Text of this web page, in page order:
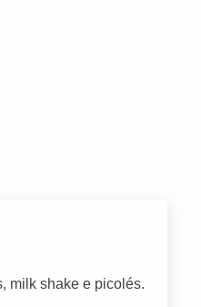
milk shake e picolés.